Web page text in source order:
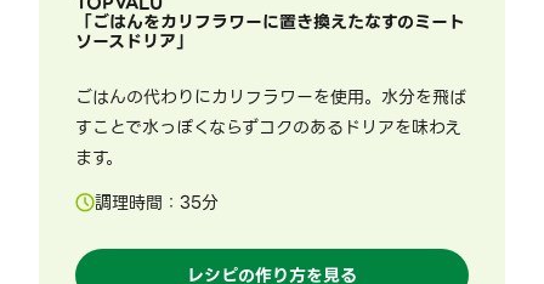
「ごはんをカリフラワーに置き換えたなすのミート
ソースドリア」
ごはんの代わりにカリフラワーを使用。水分を飛ば
すことで水っぽくならずコクのあるドリアを味わえ
ます。
調理時間： 35分
レシピの作り方を見る